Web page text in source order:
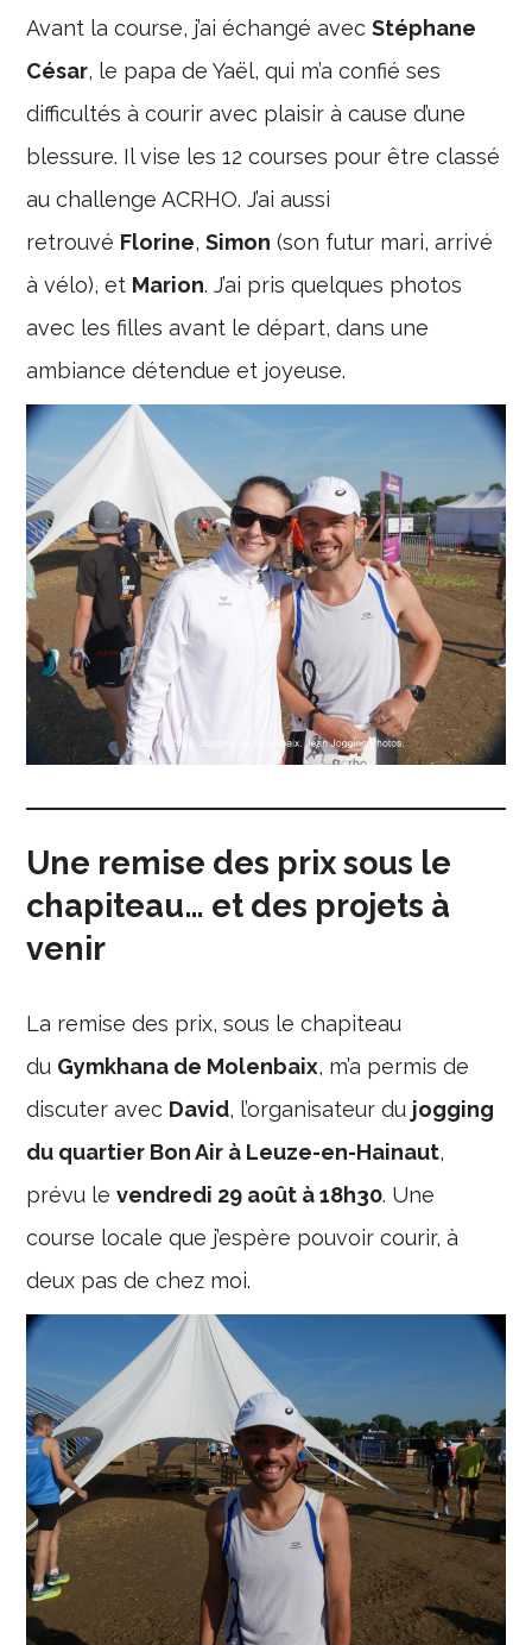
Avant la course, j’ai échangé avecStéphane
César, le papa de Yaël, qui m’a confié ses
difficultés à courir avec plaisir à cause d’une
blessure. Il vise les 12 courses pour être classé
au challenge ACRHO. J’ai aussi
retrouvé Florine,Simon (son futur mari, arrivé
à vélo), et Marion. J’ai pris quelques photos
avec les filles avant le départ, dans une
ambiance détendue et joyeuse.
Une remise des prix sous le
chapiteau… et des projets à
venir
La remise des prix, sous le chapiteau
du Gymkhana de Molenbaix, m’a permis de
discuter avec David, l’organisateur du jogging
du quartier Bon Air à Leuze-en-Hainaut,
prévu levendredi 29 août à 18h30. Une
course locale que j’espère pouvoir courir, à
deux pas de chez moi.